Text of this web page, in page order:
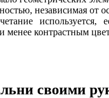
независимая от
используется,
менее контрастным
своими